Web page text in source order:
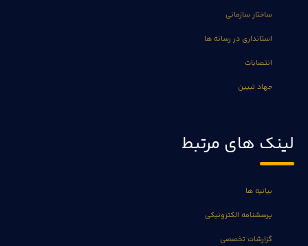
ساختار سازمانی
استانداری در رسانه ها
انتصابات
جهاد تبیین
لینک های مرتبط
بیانیه ها
پرسشنامه الکترونیکی
گزارشات تخصصی